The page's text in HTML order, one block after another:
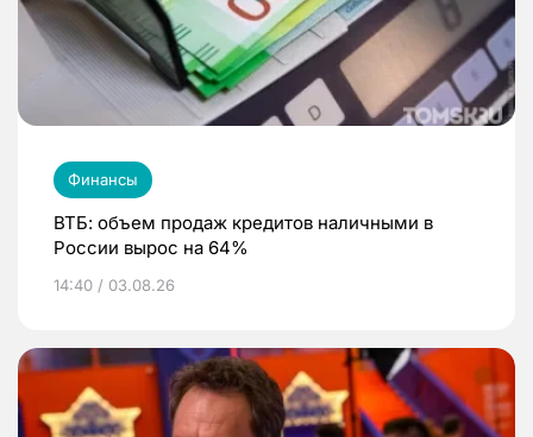
Финансы
ВТБ: объем продаж кредитов наличными в
России вырос на 64%
14:40 / 03.08.26